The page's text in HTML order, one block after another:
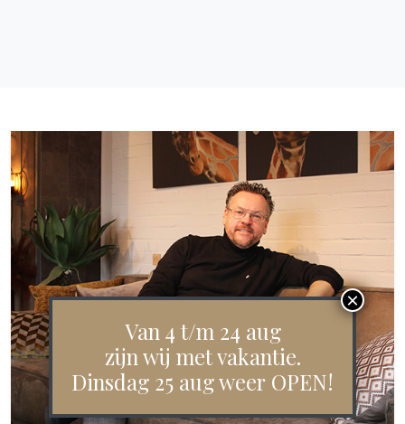
Van 4 t/m 24 aug
zijn wij met vakantie.
Dinsdag 25 aug weer OPEN!